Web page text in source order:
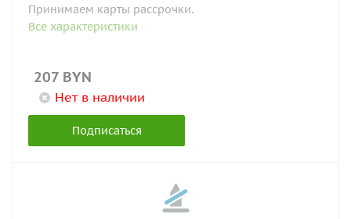
Принимаем карты рассрочки.
Все характеристики
207 BYN
Нет в наличии
Подписаться